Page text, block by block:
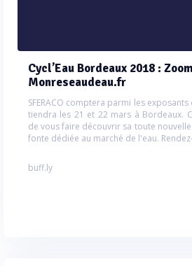
Cycl’Eau Bordeaux 2018 :
Monreseaudeau.fr
SFERACO comptera parmi les
tiendra les 21 et 22 mars à Bordeaux.
de vous faire découvrir sa toute
fonte dédiée au marché de l'eau.
buff.ly